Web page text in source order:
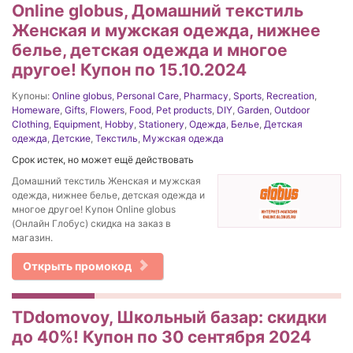
Online globus, Домашний текстиль
Женская и мужская одежда, нижнее
белье, детская одежда и многое
другое! Купон по 15.10.2024
Купоны: Online globus, Personal Care, Pharmacy, Sports, Recreation,
Homeware, Gifts, Flowers, Food, Pet products, DIY, Garden, Outdoor
Clothing, Equipment, Hobby, Stationery, Одежда, Белье, Детская
одежда, Детские, Текстиль, Мужская одежда
Срок истек, но может ещё действовать
Домашний текстиль Женская и мужская
одежда, нижнее белье, детская одежда и
многое другое! Купон Online globus
(Онлайн Глобус) скидка на заказ в
магазин.
Открыть промокод
TDdomovoy, Школьный базар: скидки
до 40%! Купон по 30 сентября 2024